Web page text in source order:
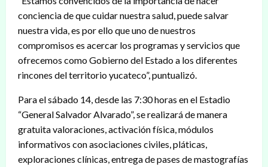
conciencia de que cuidar nuestra salud, puede salvar
nuestra vida, es por ello que uno de nuestros
compromisos es acercar los programas y servicios que
ofrecemos como Gobierno del Estado a los diferentes
rincones del territorio yucateco”, puntualizó.
Para el sábado 14, desde las 7:30 horas en el Estadio
“General Salvador Alvarado”, se realizará de manera
gratuita valoraciones, activación física, módulos
informativos con asociaciones civiles, pláticas,
exploraciones clínicas, entrega de pases de mastografías